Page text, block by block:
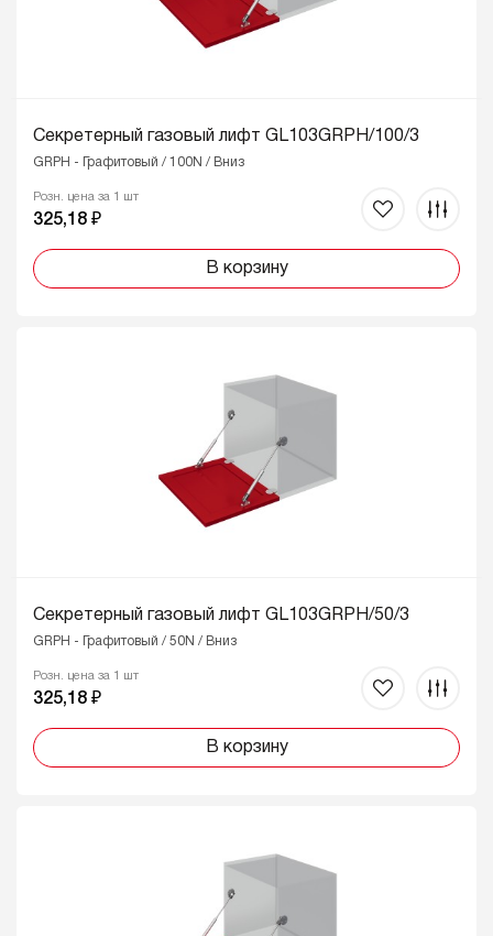
Секретерный газовый лифт GL103GRPH/100/3
GRPH - Графитовый / 100N / Вниз
Розн. цена за 1 шт
325,18 ₽
В корзину
Секретерный газовый лифт GL103GRPH/50/3
GRPH - Графитовый / 50N / Вниз
Розн. цена за 1 шт
325,18 ₽
В корзину